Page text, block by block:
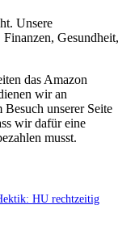
Unsere
Gesundheit,
das Amazon
wir an
unserer Seite
wir dafür eine
musst.
HU rechtzeitig